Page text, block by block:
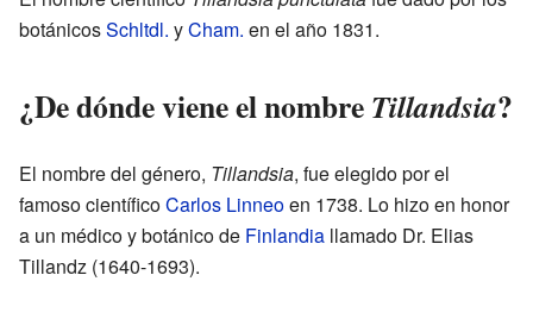
botánicosSchltdl. yCham. en el año 1831.
¿De dónde viene el nombreTillandsia?
El nombre del género, Tillandsia, fue elegido por el
famoso científicoCarlos Linneoen 1738. Lo hizo en honor
a un médico y botánico de Finlandia llamado Dr. Elias
Tillandz (1640-1693).